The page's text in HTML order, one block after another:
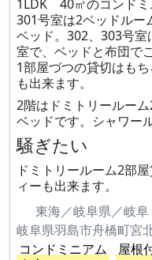
1LDK 40㎡のコンドミ
301号室は2ベッドルー
ベッド。302、303号
室で、ベッドと布団で
1部屋づつの貸切はも
も出来ます。
2階はドミトリールー
ベッドです。シャワー
騒ぎたい
ドミトリールーム2部
ィーも出来ます。
東海／岐阜県／岐阜
岐阜県羽島市舟橋町宮
コンドミニアム
屋根